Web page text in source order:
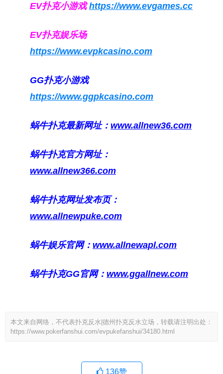
EV扑克小游戏https://www.evgames.cc
EV扑克娱乐场
https://www.evpkcasino.com
GG扑克小游戏
https://www.ggpkcasino.com
蜗牛扑克最新网址： www.allnew36.com
蜗牛扑克官方网址：
www.allnew366.com
蜗牛扑克网址发布页：
www.allnewpuke.com
蜗牛娱乐官网： www.allnewapl.com
蜗牛扑克GG官网： www.ggallnew.com
本文来自网络，不代表扑克反水|德州扑克反水立场，转载请注明出处：
https://www.pokerfanshui.com/evpukefanshui/34180.html
136赞